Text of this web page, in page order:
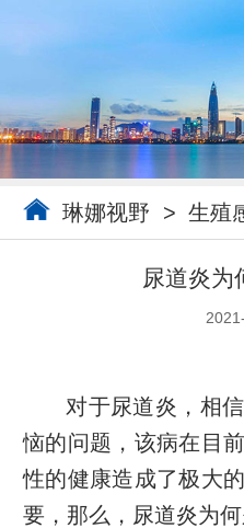
琳娜视野 > 生殖
尿道炎为
对于尿道炎，相
恼的问题，该病在目
性的健康造成了极大
要，那么，尿道炎为